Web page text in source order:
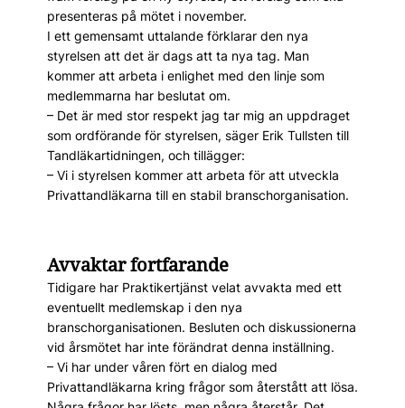
presenteras på mötet i november.
I ett gemensamt uttalande förklarar den nya
styrelsen att det är dags att ta nya tag. Man
kommer att arbeta i enlighet med den linje som
medlemmarna har beslutat om.
– Det är med stor respekt jag tar mig an uppdraget
som ordförande för styrelsen, säger Erik Tullsten till
Tandläkartidningen, och tillägger:
– Vi i styrelsen kommer att arbeta för att utveckla
Privattandläkarna till en stabil branschorganisation.
Avvaktar fortfarande
Tidigare har Praktikertjänst velat avvakta med ett
eventuellt medlemskap i den nya
branschorganisationen. Besluten och diskussionerna
vid årsmötet har inte förändrat denna inställning.
– Vi har under våren fört en dialog med
Privattandläkarna kring frågor som återstått att lösa.